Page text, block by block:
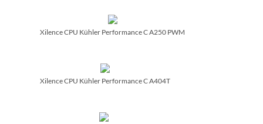
Xilence CPU Kühler Performance C A250 PWM
Xilence CPU Kühler Performance C A404T